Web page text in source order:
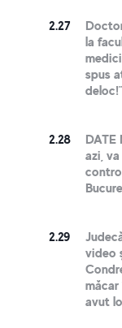
2.27
la
spus
deloc!”
2.28
DATE
azi,
2.29
video
avut